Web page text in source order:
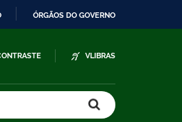
ÓRGÃOS DO GOVERNO
VLIBRAS